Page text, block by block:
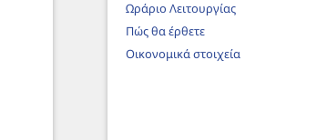
Ωράριο Λειτουργίας
Πώς θα έρθετε
Οικονομικά στοιχεία